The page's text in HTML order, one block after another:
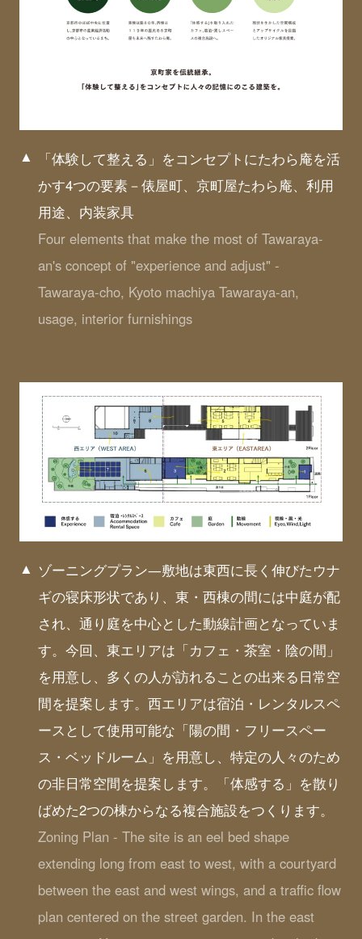
「体験して整える」をコンセプトにたわら庵を活
かす4つの要素－俵屋町、京町屋たわら庵、利用
用途、内装家具
Four elements that make the most of Tawaraya-
an's concept of "experience and adjust" -
Tawaraya-cho, Kyoto machiya Tawaraya-an,
usage, interior furnishings
ゾーニングプラン―敷地は東西に長く伸びたウナ
ギの寝床形状であり、東・西棟の間には中庭が配
され、通り庭を中心とした動線計画となっていま
す。今回、東エリアは「カフェ・茶室・陰の間」
を用意し、多くの人が訪れることの出来る日常空
間を提案します。西エリアは宿泊・レンタルスペ
ースとして使用可能な「陽の間・フリースペー
ス・ベッドルーム」を用意し、特定の人々のため
の非日常空間を提案します。「体感する」を散り
ばめた2つの棟からなる複合施設をつくります。
Zoning Plan - The site is an eel bed shape
extending long from east to west, with a courtyard
between the east and west wings, and a traffic flow
plan centered on the street garden. In the east